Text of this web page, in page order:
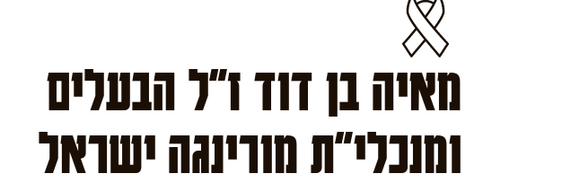
מאיה בן דוד ז"ל הבעלים
ומנכלי"ת מורינגה ישראל